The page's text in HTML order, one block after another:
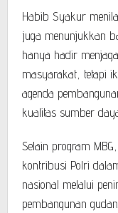
Habib Syakur
juga menunjukkan
hanya hadir
masyarakat, tetapi
agenda
kualitas sumber
Selain program
kontribusi Polri
nasional melalui
pembangunan